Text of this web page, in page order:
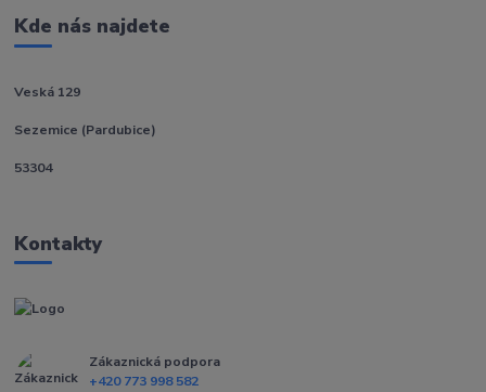
Kde nás najdete
Veská 129
Sezemice (Pardubice)
53304
Kontakty
Zákaznická podpora
+420 773 998 582